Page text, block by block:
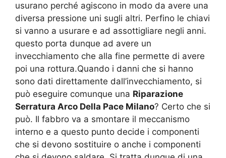
usurano perché agiscono in modo da avere una
diversa pressione uni sugli altri. Perfino le chiavi
si vanno a usurare e ad assottigliare negli anni.
questo porta dunque ad avere un
invecchiamento che alla fine permette di avere
poi una rottura.Quando i danni che si hanno
sono dati direttamente dall’invecchiamento, si
può eseguire comunque una Riparazione
Serratura Arco Della Pace Milano? Certo che si
può. Il fabbro va a smontare il meccanismo
interno e a questo punto decide i componenti
che si devono sostituire o anche i componenti